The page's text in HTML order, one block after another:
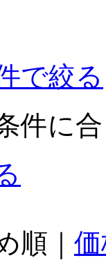
で絞る
件に
順